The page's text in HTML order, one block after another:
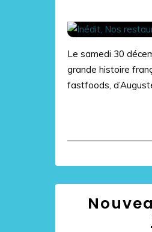
Le samedi 30
grande histoire
fastfoods,